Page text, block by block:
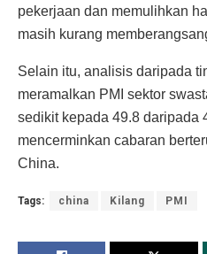
pekerjaan dan memulihkan
masih kurang
Selain itu, analisis daripada
meramalkan PMI sektor
sedikit kepada 49.8 daripada
mencerminkan cabaran
China.
Tags: china Kilang PMI